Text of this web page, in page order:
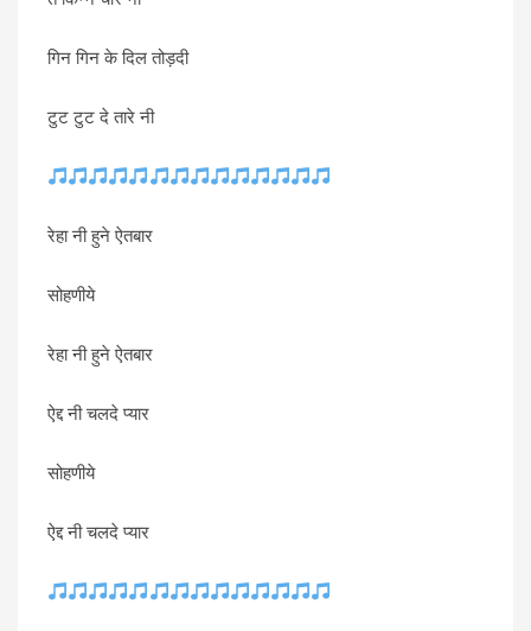
गिन गिन के दिल तोड़दी
टुट टुट दे तारे नी
रेहा नी हुने ऐतबार
सोहणीये
रेहा नी हुने ऐतबार
ऐद्द नी चलदे प्यार
सोहणीये
ऐद्द नी चलदे प्यार